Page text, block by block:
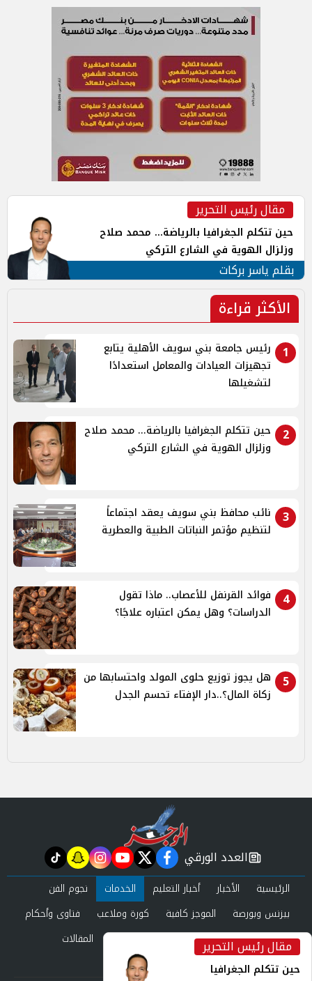
مقال رئيس التحرير
حين تتكلم الجغرافيا بالرياضة... محمد صلاح
وزلزال الهوية في الشارع التركي
بقلم ياسر بركات
الأكثر قراءة
1
رئيس جامعة بني سويف الأهلية يتابع
تجهيزات العيادات والمعامل استعدادًا
لتشغيلها
2
حين تتكلم الجغرافيا بالرياضة... محمد صلاح
وزلزال الهوية في الشارع التركي
3
نائب محافظ بني سويف يعقد اجتماعاً
لتنظيم مؤتمر النباتات الطبية والعطرية
4
فوائد القرنفل للأعصاب.. ماذا تقول
الدراسات؟ وهل يمكن اعتباره علاجًا؟
5
هل يجوز توزيع حلوى المولد واحتسابها من
زكاة المال؟..دار الإفتاء تحسم الجدل
مقال رئيس التحرير
حين تتكلم الجغرافيا
newspaper
العدد الورقي facebook
twitter
youtube
instagram
snapchat
tiktok
الرئيسية الأخبار أخبار التعليم الخدمات
نجوم الفن
بيزنس وبورصة
الموجز كافية كورة وملاعب
فتاوى وأحكام
صحة وجمال
عرب وعالم حوادث ومحاكم
المقالات
العدد الورقي